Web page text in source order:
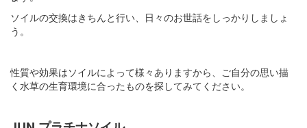
ソイルの交換はきちんと行い、日々のお世話をしっかりしましょ
う。
性質や効果はソイルによって様々ありますから、ご自分の思い描
く水草の生育環境に合ったものを探してみてください。